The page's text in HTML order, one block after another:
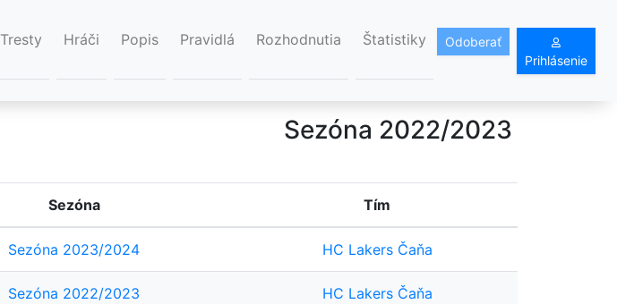
Tresty Hráči Popis Pravidlá Rozhodnutia Štatistiky
Odoberať
Prihlásenie
Sezóna 2022/2023
Sezóna Tím
Sezóna 2023/2024 HC Lakers Čaňa
Sezóna 2022/2023 HC Lakers Čaňa